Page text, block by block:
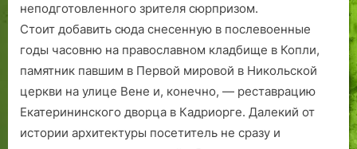
неподготовленного зрителя сюрпризом.
Стоит добавить сюда снесенную в послевоенные
годы часовню на православном кладбище в Копли,
памятник павшим в Первой мировой в Никольской
церкви на улице Вене и, конечно, — реставрацию
Екатерининского дворца в Кадриорге. Далекий от
истории архитектуры посетитель не сразу и